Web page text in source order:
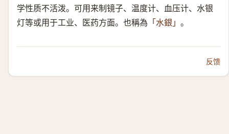
学性质不活泼。可用来制镜子、温度计、血压计、水银
灯等或用于工业、医药方面。也稱為 「水銀」 。
反馈